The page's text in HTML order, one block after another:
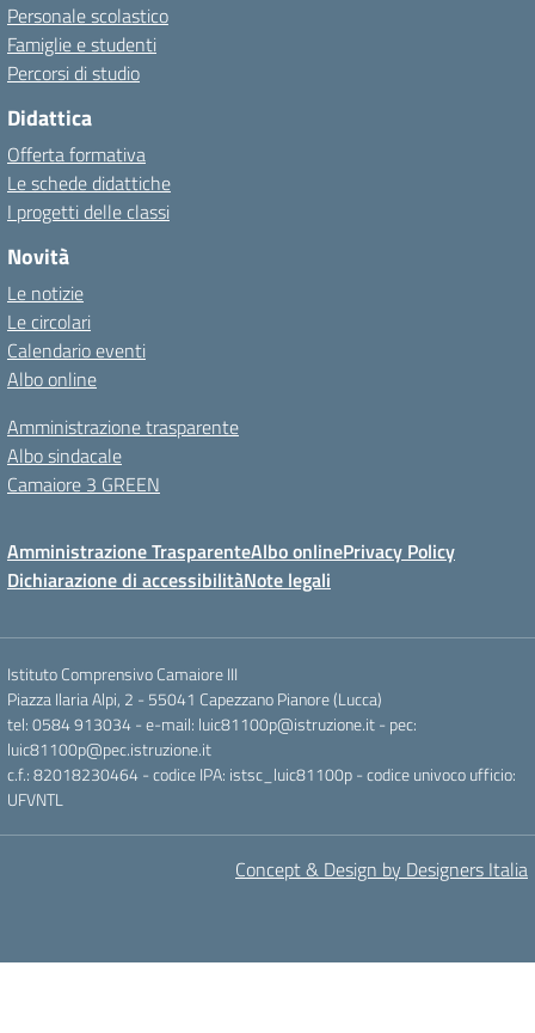
Personale scolastico
Famiglie e studenti
Percorsi di studio
Didattica
Offerta formativa
Le schede didattiche
I progetti delle classi
Novità
Le notizie
Le circolari
Calendario eventi
Albo online
Amministrazione trasparente
Albo sindacale
Camaiore 3 GREEN
Amministrazione TrasparenteAlbo onlinePrivacy Policy
Dichiarazione di accessibilitàNote legali
Istituto Comprensivo Camaiore III
Piazza Ilaria Alpi, 2 - 55041 Capezzano Pianore (Lucca)
tel: 0584 913034 - e-mail: luic81100p@istruzione.it - pec:
luic81100p@pec.istruzione.it
c.f.: 82018230464 - codice IPA: istsc_luic81100p - codice univoco ufficio:
UFVNTL
Concept & Design by Designers Italia